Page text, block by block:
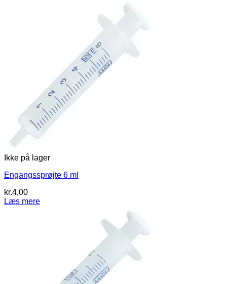
Ikke på lager
Engangssprøjte 6 ml
kr.4,00
Læs mere